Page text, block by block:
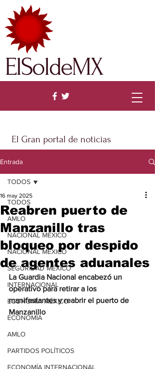
El Gran portal de noticias
ElSoldeMX
Entrada
TODOS
AMLO
NACIONAL MÉXICO
NACIONAL MÉXICO
SEGURIDAD MÉXICO
INTERNACIONAL
ECONOMÍA MÉXICO
ECONOMÍA
AMLO
PARTIDOS POLÍTICOS
ECONOMÍA INTERNACIONAL
TODOS
Reabren puerto de
Manzanillo tras
bloqueo por despido
de agentes aduanales
16 may 2025
La Guardia Nacional encabezó un
operativo para retirar a los
manifestantes y reabrir el puerto de
Manzanillo